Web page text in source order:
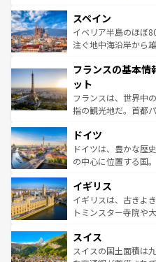
ろん、トスカーナの
景など、自然景観も
ピザやパスタなど、
ませてくれるイタリ
なお、新着のイタリア
しい。
スペイン
イベリア半島のほぼ
注ぐ地中海沿岸から
文化が根付くこの国
れる闘牛、そして美
る。首都マドリード
アートに溢れた街角
せる。地方によって
ンテンツ一覧を参照
フランスの基本情
ット
フランスは、世界中
指の観光地だ。首都
で、幅広い魅力が詰
聖堂、美しいビーチ
から魅了する。また
いる。シャンパンの
香り高いラベンダー
らに、パリ以外の地
れる地方に足を運ぶ
きるだろう
ドイツ
ドイツは、豊かな歴
の中心に位置する国
顔を持つこの国は、
ルリンの文化的活気
してライン川沿いの
は、お酒好きな人にはぜひ
ドイツ情報はコンテ
イギリス
イギリスは、古きよ
トミンスター寺院や
リアごとに異なる魅
ティー、ビール好き
スイス
スイスの国土面積は